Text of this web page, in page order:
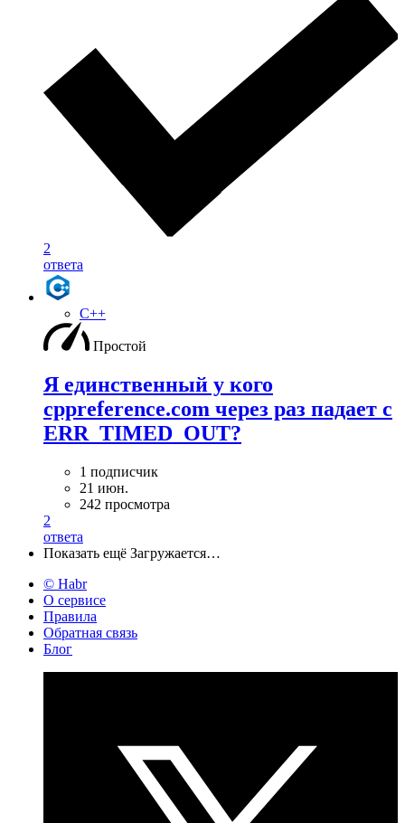
2
ответа
C++
Простой
Я единственный у кого
cppreference.com через раз падает с
ERR_TIMED_OUT?
1 подписчик
21 июн.
242 просмотра
2
ответа
Показать ещё Загружается…
© Habr
О сервисе
Правила
Обратная связь
Блог